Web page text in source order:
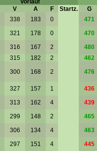
V A F Startz. G
338 183 0 471
321 178 0 470
316 167 2 480
315 182 2 462
300 168 2 476
327 157 1 436
313 162 4 439
299 148 2 465
306 134 4 463
297 151 4 445